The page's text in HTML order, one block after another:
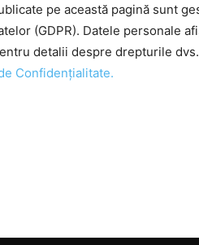
pe această pagină sunt
(GDPR). Datele personale
detalii despre drepturile
Confidențialitate.